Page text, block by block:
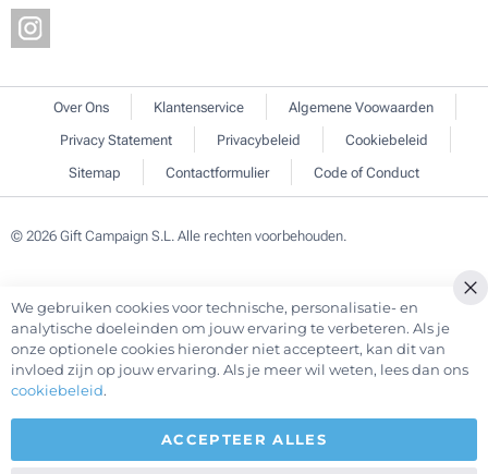
Over Ons Klantenservice
Algemene Voowaarden
Privacy Statement
Privacybeleid
Cookiebeleid
Sitemap
Contactformulier Code of Conduct
© 2026 Gift Campaign S.L. Alle rechten voorbehouden.
We gebruiken cookies voor technische, personalisatie- en
analytische doeleinden om jouw ervaring te verbeteren. Als je
onze optionele cookies hieronder niet accepteert, kan dit van
invloed zijn op jouw ervaring. Als je meer wil weten, lees dan ons
cookiebeleid.
ACCEPTEER ALLES